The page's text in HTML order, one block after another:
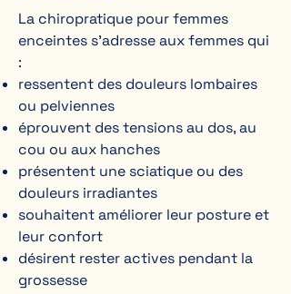
La chiropratique pour femmes
enceintes s’adresse aux femmes qui
:
ressentent des douleurs lombaires
ou pelviennes
éprouvent des tensions au dos, au
cou ou aux hanches
présentent une sciatique ou des
douleurs irradiantes
souhaitent améliorer leur posture et
leur confort
désirent rester actives pendant la
grossesse